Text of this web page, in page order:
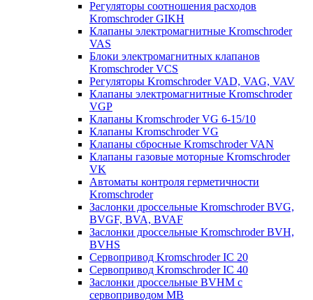
Регуляторы соотношения расходов
Kromschroder GIKH
Клапаны электромагнитные Kromschroder
VAS
Блоки электромагнитных клапанов
Kromschroder VCS
Регуляторы Kromschroder VAD, VAG, VAV
Клапаны электромагнитные Kromschroder
VGP
Клапаны Kromschroder VG 6-15/10
Клапаны Kromschroder VG
Клапаны сбросные Kromschroder VAN
Клапаны газовые моторные Kromschroder
VK
Автоматы контроля герметичности
Kromschroder
Заслонки дроссельные Kromschroder BVG,
BVGF, BVA, BVAF
Заслонки дроссельные Kromschroder BVH,
BVHS
Сервопривод Kromschroder IC 20
Сервопривод Kromschroder IC 40
Заслонки дроссельные BVHM с
сервоприводом МВ